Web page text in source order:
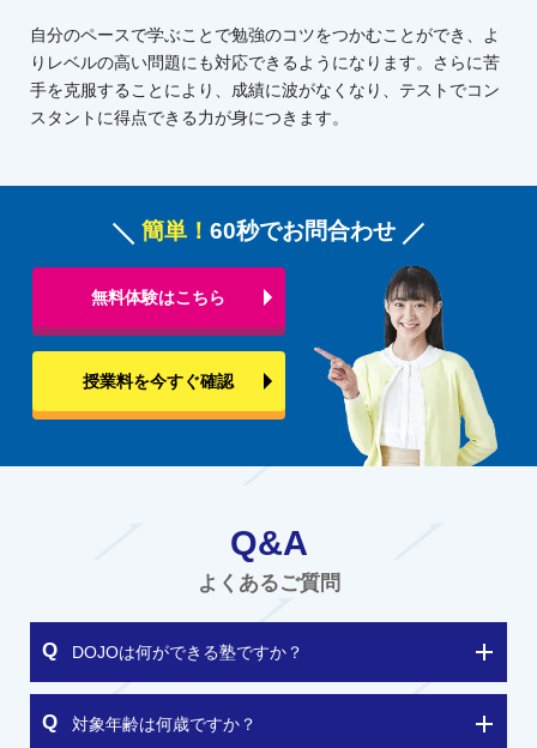
自分のペースで学ぶことで勉強のコツをつかむことができ、よ
りレベルの高い問題にも対応できるようになります。さらに苦
手を克服することにより、成績に波がなくなり、テストでコン
スタントに得点できる力が身につきます。
簡単！ 60秒でお問合わせ
無料体験はこちら
授業料を今すぐ確認
Q&A
よくあるご質問
DOJOは何ができる塾ですか？
対象年齢は何歳ですか？